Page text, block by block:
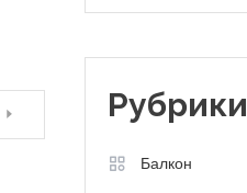
Рубрики
Балкон